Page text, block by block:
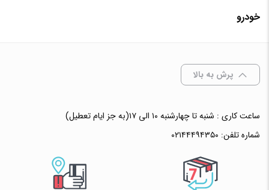
✧ چت با پشتیبان واتس آپ
خودرو
پرش به بالا
ساعت کاری : شنبه تا چهارشنبه ۱۰ الی ۱۷(به جز ایام تعطیل)
شماره تلفن: ۰۲۱۴۴۴۹۴۳۵۰